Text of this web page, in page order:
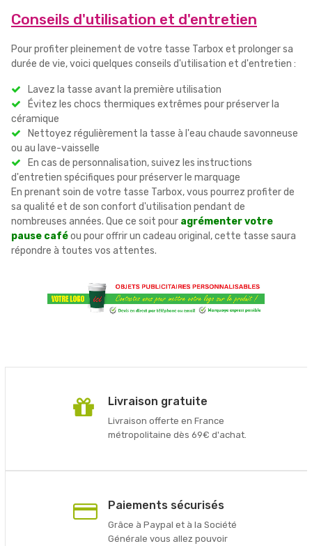
Conseils d'utilisation et d'entretien
Pour profiter pleinement de votre tasse Tarbox et prolonger sa
durée de vie, voici quelques conseils d'utilisation et d'entretien :
Lavez la tasse avant la première utilisation
Évitez les chocs thermiques extrêmes pour préserver la
céramique
Nettoyez régulièrement la tasse à l'eau chaude savonneuse
ou au lave-vaisselle
En cas de personnalisation, suivez les instructions
d'entretien spécifiques pour préserver le marquage
En prenant soin de votre tasse Tarbox, vous pourrez profiter de
sa qualité et de son confort d'utilisation pendant de
nombreuses années. Que ce soit pour agrémenter votre
pause caféou pour offrir un cadeau original, cette tasse saura
répondre à toutes vos attentes.
Livraison gratuite
Livraison offerte en France
métropolitaine dès 69€ d'achat.
Paiements sécurisés
Grâce à Paypal et à la Société
Générale vous allez pouvoir